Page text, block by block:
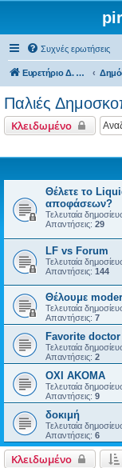
Συχνές ερωτήσεις
Ευρετήριο Δ. Συζήτησης
Παλιές
Κλειδωμένο
Θέλετε το
αποφάσεων?
Τελευταία
Απαντήσεις: 29
LF vs Forum
Τελευταία
Απαντήσεις: 144
Θέλουμε
Τελευταία
Απαντήσεις: 7
Favorite doctor
Τελευταία
Απαντήσεις: 2
OXI AKOMA
Τελευταία
Απαντήσεις: 9
δοκιμή
Τελευταία
Απαντήσεις: 6
Κλειδωμένο